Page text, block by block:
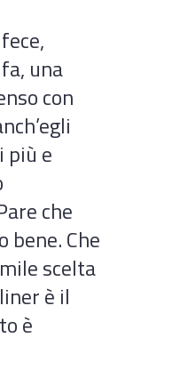
una
con
più e
che
Che
scelta
è il
è